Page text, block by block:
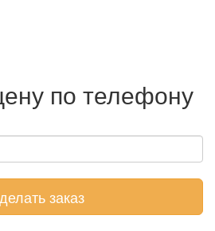
по телефону
заказ